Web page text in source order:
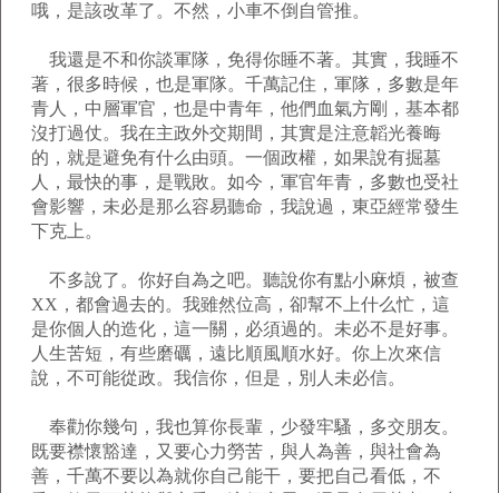
哦，是該改革了。不然，小車不倒自管推。
我還是不和你談軍隊，免得你睡不著。其實，我睡不
著，很多時候，也是軍隊。千萬記住，軍隊，多數是年
青人，中層軍官，也是中青年，他們血氣方剛，基本都
沒打過仗。我在主政外交期間，其實是注意韜光養晦
的，就是避免有什么由頭。一個政權，如果說有掘墓
人，最快的事，是戰敗。如今，軍官年青，多數也受社
會影響，未必是那么容易聽命，我說過，東亞經常發生
下克上。
不多說了。你好自為之吧。聽說你有點小麻煩，被查
XX，都會過去的。我雖然位高，卻幫不上什么忙，這
是你個人的造化，這一關，必須過的。未必不是好事。
人生苦短，有些磨礪，遠比順風順水好。你上次來信
說，不可能從政。我信你，但是，別人未必信。
奉勸你幾句，我也算你長輩，少發牢騷，多交朋友。
既要襟懷豁達，又要心力勞苦，與人為善，與社會為
善，千萬不要以為就你自己能干，要把自己看低，不